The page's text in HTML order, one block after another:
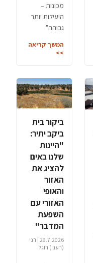
מכונות –
היעילות יותר
גבוהה"
המשך קריאה
>>
ביקור בית
ביקב יתיר:
"היינות
שלנו באים
להציג את
האזור
והאופי
האזורי עם
השפעת
המדבר"
29.7.2026 | רני
(רענן) רוגל